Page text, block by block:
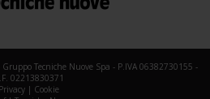
Tecniche Nuove Spa - P.IVA 06382730155 -
02213830371
Privacy| Cookie